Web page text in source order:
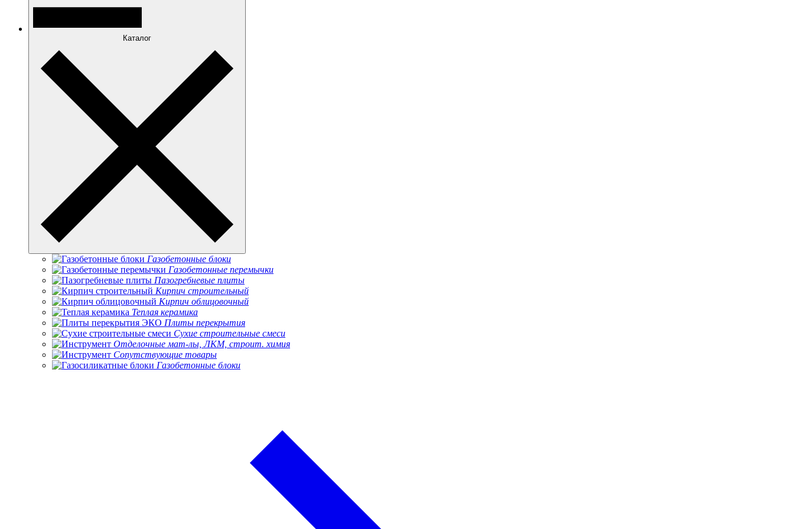
Каталог
Газобетонные блоки
Газобетонные перемычки
Пазогребневые плиты
Кирпич строительный
Кирпич облицовочный
Теплая керамика
Плиты перекрытия
Сухие строительные смеси
Отделочные мат-лы, ЛКМ, строит. химия
Сопутствующие товары
Газобетонные блоки